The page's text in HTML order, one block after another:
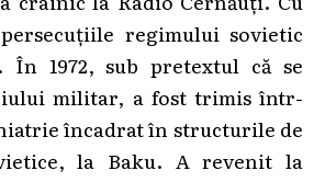
regimului sovietic
1972, sub pretextul că se
militar, a fost trimis într-
încadrat în structurile de
la Baku. A revenit la